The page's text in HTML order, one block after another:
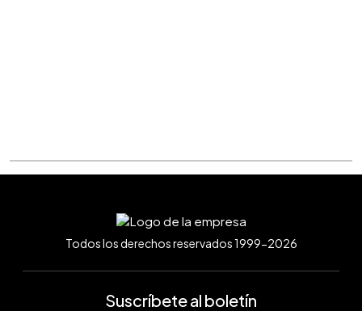
Todos los derechos reservados 1999-2026
Suscríbete al boletín